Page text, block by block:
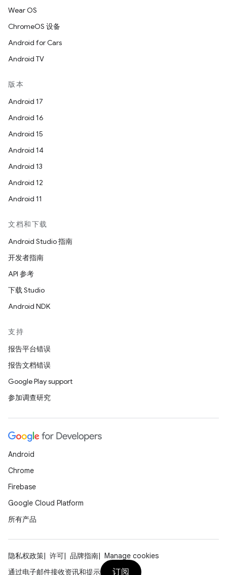
Wear OS
ChromeOS 设备
Android for Cars
Android TV
版本
Android 17
Android 16
Android 15
Android 14
Android 13
Android 12
Android 11
文档和下载
Android Studio 指南
开发者指南
API 参考
下载 Studio
Android NDK
支持
报告平台错误
报告文档错误
Google Play support
参加调查研究
Android
Chrome
Firebase
Google Cloud Platform
所有产品
隐私权政策 许可 品牌指南
Manage cookies
通过电子邮件接收资讯和提示
订阅